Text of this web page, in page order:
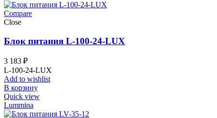
Compare
Close
Блок питания L-100-24-LUX
3 183 ₽
L-100-24-LUX
Add to wishlist
В корзину
Quick view
Lummina